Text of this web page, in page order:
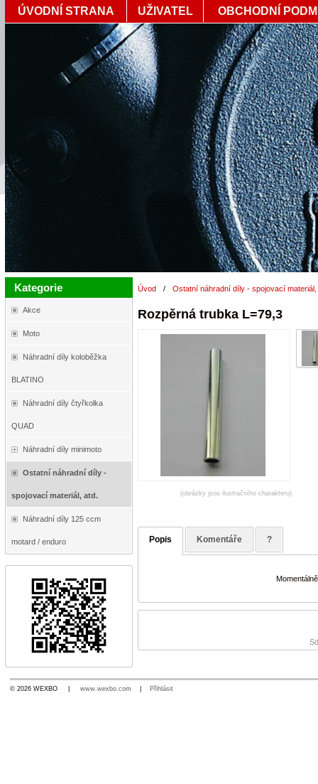
ÚVODNÍ STRANA UŽIVATEL OBCHODNÍ
Kategorie
Akce
Moto
Náhradní díly koloběžka
BLATINO
Náhradní díly čtyřkolka
QUAD
Náhradní díly minimoto
Ostatní náhradní díly -
spojovací materiál, atd.
Náhradní díly 125 ccm
motard / enduro
Úvod / Ostatní náhradní díly - spojovací materiál,
Rozpěrná trubka L=79,3
(obrázky jsou ilustračního charakteru)
Popis Komentáře ?
© 2026 WEXBO | www.wexbo.com Přihlásit